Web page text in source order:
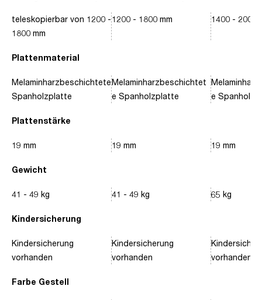
Plattenmaterial
Plattenstärke
Gewicht
Kindersicherung
Farbe Gestell
teleskopierbar von 1200 -
1800 mm
Melaminharzbeschichtete
Spanholzplatte
19 mm
41 - 49 kg
Kindersicherung
vorhanden
1200 - 1800 mm
Melaminharzbeschichtet
e Spanholzplatte
19 mm
41 - 49 kg
Kindersicherung
vorhanden
1400 - 2000
e
19 mm
65 kg
vorhanden